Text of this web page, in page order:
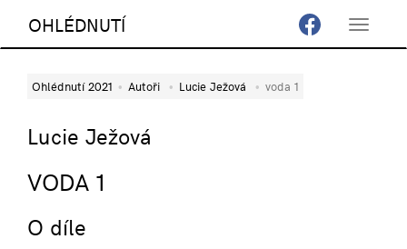
Toggle
OHLÉDNUTÍ
Ohlédnutí 2021 Autoři Lucie Ježová voda 1
Lucie Ježová
VODA 1
O díle